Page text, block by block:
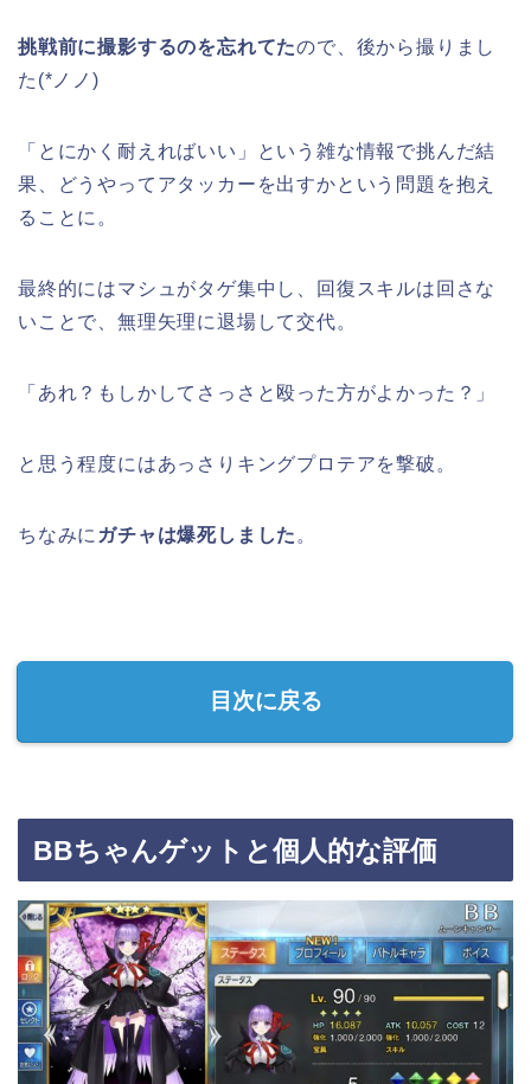
挑戦前に撮影するのを忘れてたので、後から撮りまし
た(*ノノ)
「とにかく耐えればいい」という雑な情報で挑んだ結
果、どうやってアタッカーを出すかという問題を抱え
ることに。
最終的にはマシュがタゲ集中し、回復スキルは回さな
いことで、無理矢理に退場して交代。
「あれ？もしかしてさっさと殴った方がよかった？」
と思う程度にはあっさりキングプロテアを撃破。
ちなみに ガチャは爆死しました 。
目次に戻る
BBちゃんゲットと個人的な評価